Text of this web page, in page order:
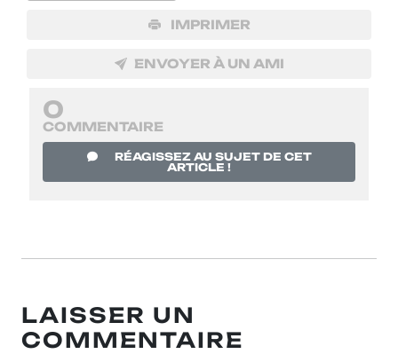
IMPRIMER
ENVOYER À UN AMI
0
COMMENTAIRE
RÉAGISSEZ AU SUJET DE CET
ARTICLE !
LAISSER UN
COMMENTAIRE